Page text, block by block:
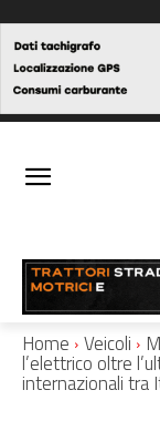
Home Veicoli
l’elettrico oltre
internazionali tra